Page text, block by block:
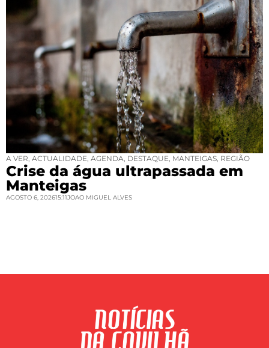
A VER, ACTUALIDADE, AGENDA, DESTAQUE, MANTEIGAS, REGIÃO
Crise da água ultrapassada em
Manteigas
AGOSTO 6, 202615:11JOAO MIGUEL ALVES